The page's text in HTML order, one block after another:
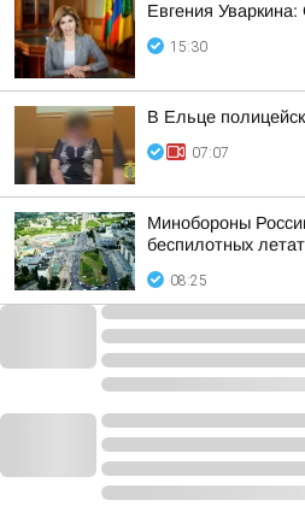
Евгения
15:30
В Ельце
07:07
Минобороны
беспилотных
08:25